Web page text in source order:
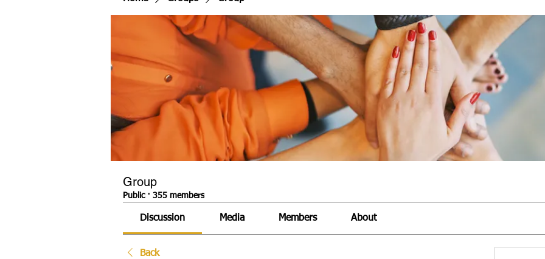
Group
Public · 355 members
Discussion Media Members About
Back